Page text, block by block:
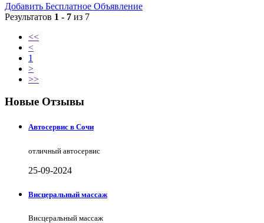
Добавить Бесплатное Объявление
Результатов 1 - 7 из 7
<<
<
1
>
>>
Новые Отзывы
Автосервис в Сочи
отличный автосервис
25-09-2024
Висцеральный массаж
Висцеральный массаж